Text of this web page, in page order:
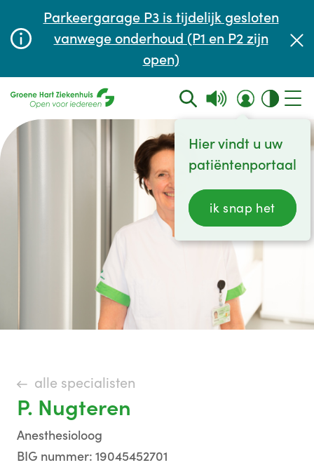
Parkeergarage P3 is tijdelijk gesloten
vanwege onderhoud (P1 en P2 zijn
open)
Hier vindt u uw
patiëntenportaal
ik snap het
Wachttijden
alle specialisten
P. Nugteren
Anesthesioloog
BIG nummer: 19045452701